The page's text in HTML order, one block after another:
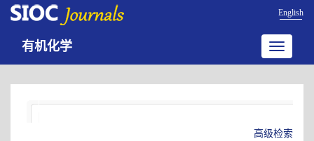
English
Toggle
有机化学
高级检索